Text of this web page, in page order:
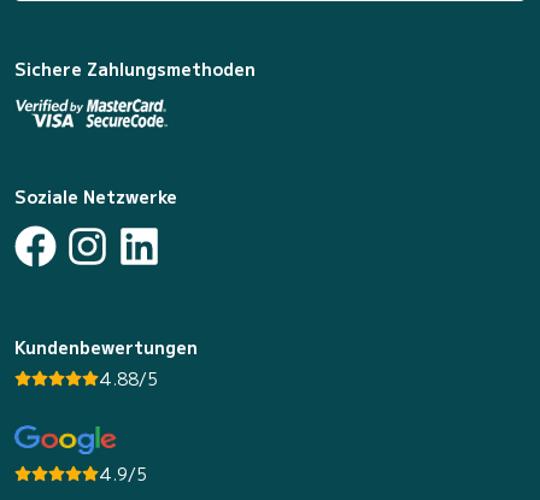
Sichere Zahlungsmethoden
Soziale Netzwerke
Kundenbewertungen
4.88/5
4.9/5